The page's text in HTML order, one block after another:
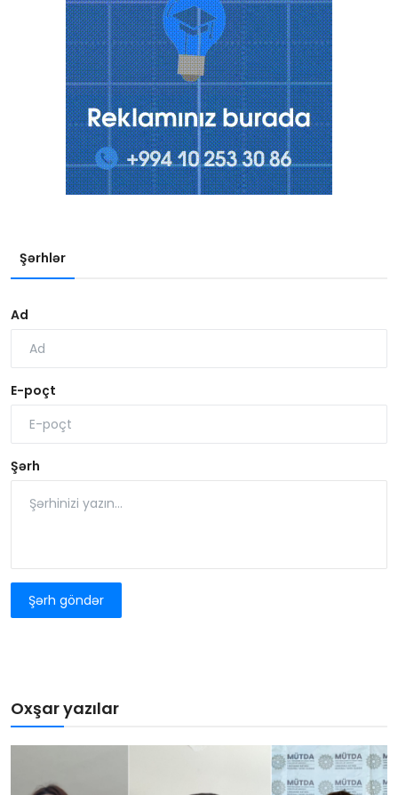
Şərhlər
Ad
E-poçt
Şərh
Şərh göndər
Oxşar yazılar